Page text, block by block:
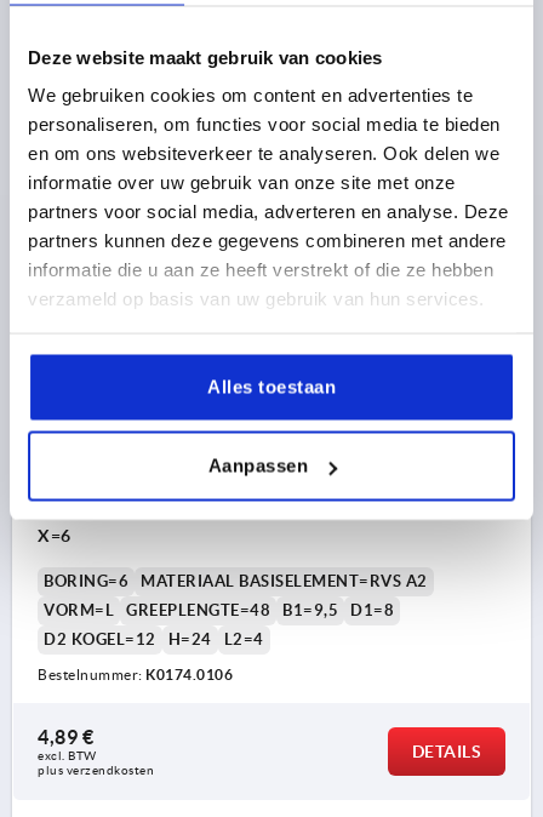
Deze website maakt gebruik van cookies
We gebruiken cookies om content en advertenties te
personaliseren, om functies voor social media te bieden
en om ons websiteverkeer te analyseren. Ook delen we
informatie over uw gebruik van onze site met onze
partners voor social media, adverteren en analyse. Deze
partners kunnen deze gegevens combineren met andere
informatie die u aan ze heeft verstrekt of die ze hebben
verzameld op basis van uw gebruik van hun services.
Alles toestaan
Aanpassen
D2 KOGEL=40
H=75,5 L2=12,5
20,73 €
excl. BTW
plus verzendkosten
DETAILS
K0174
X=6
BORING=6
MATERIAAL BASISELEMENT=RVS A2
VORM=L
GREEPLENGTE=48 B1=9,5
D1=8
D2 KOGEL=12
H=24 L2=4
Bestelnummer: K0174.0106
4,89 €
excl. BTW
plus verzendkosten
DETAILS